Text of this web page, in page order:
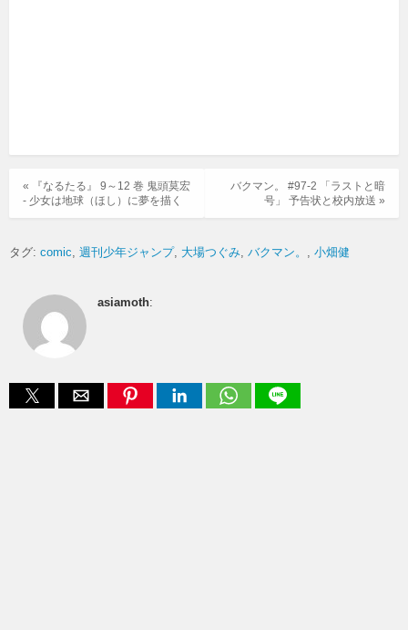
バクマン。 #97-2 「ラストと暗
号」 予告状と校内放送 »
« 『なるたる』 9～12 巻 鬼頭莫宏
- 少女は地球（ほし）に夢を描く
タグ: comic 週刊少年ジャンプ 大場つぐみ バクマン。 小畑健
asiamoth: